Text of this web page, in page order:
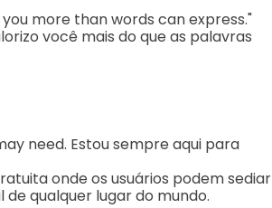
more than words can express."
você mais do que as palavras
need. Estou sempre aqui para
onde os usuários podem sediar
qualquer lugar do mundo.